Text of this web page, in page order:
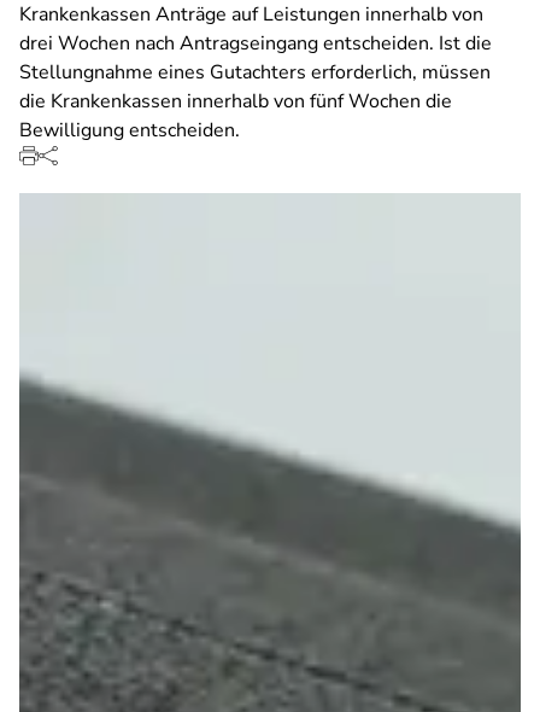
Krankenkassen Anträge auf Leistungen innerhalb von
drei Wochen nach Antragseingang entscheiden. Ist die
Stellungnahme eines Gutachters erforderlich, müssen
die Krankenkassen innerhalb von fünf Wochen die
Bewilligung entscheiden.